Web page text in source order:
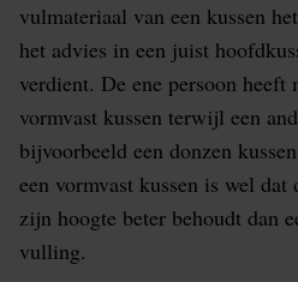
vulmateriaal van een kussen
het advies in een juist
verdient. De ene persoon heeft
vormvast kussen terwijl een
bijvoorbeeld een donzen
een vormvast kussen is wel
zijn hoogte beter behoudt dan
vulling.